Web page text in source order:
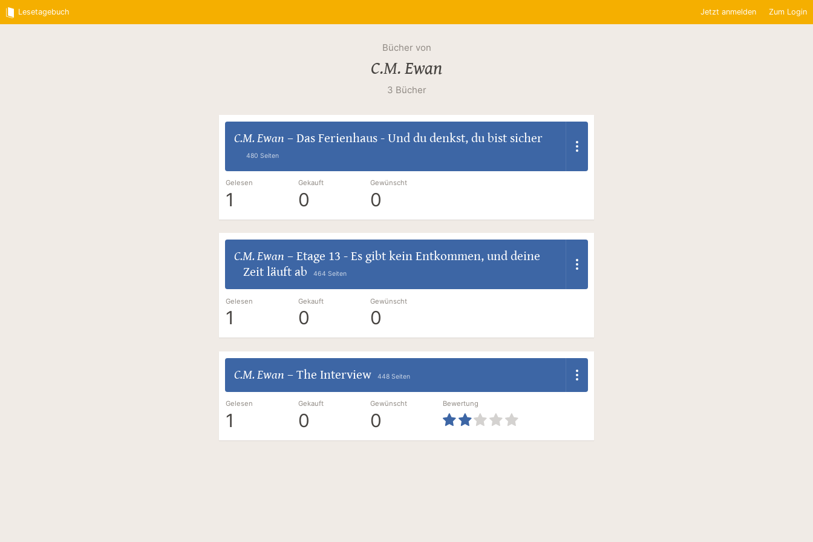
Lesetagebuch Jetzt anmelden Zum Login
Bücher von
C.M. Ewan
3 Bücher
C.M. Ewan – Das Ferienhaus - Und du denkst, du bist sicher
480 Seiten
Gelesen
1
Gekauft
0
Gewünscht
0
C.M. Ewan – Etage 13 - Es gibt kein Entkommen, und deine
Zeit läuft ab
464 Seiten
Gelesen
1
Gekauft
0
Gewünscht
0
C.M. Ewan – The Interview 448 Seiten
Gelesen
1
Gekauft
0
Gewünscht
0
Bewertung